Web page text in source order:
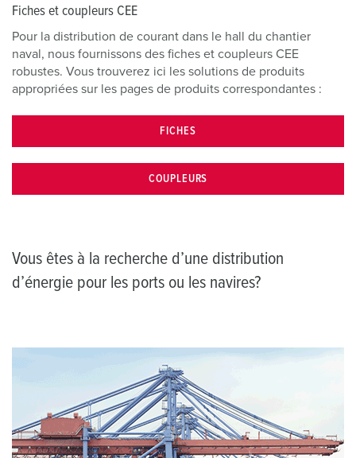
Fiches et coupleurs CEE
Pour la distribution de courant dans le hall du chantier
naval, nous fournissons des fiches et coupleurs CEE
robustes. Vous trouverez ici les solutions de produits
appropriées sur les pages de produits correspondantes :
FICHES
COUPLEURS
Vous êtes à la recherche d’une distribution
d’énergie pour les ports ou les navires?